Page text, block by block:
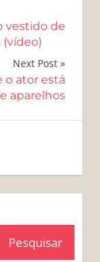
vestido de
(vídeo)
Next Post
o ator está
aparelhos
Pesquisar